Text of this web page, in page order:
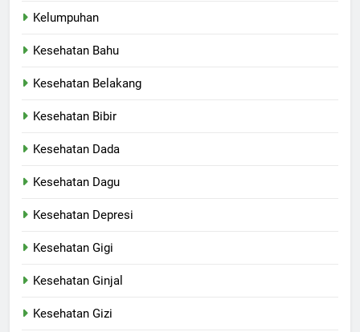
Kelumpuhan
Kesehatan Bahu
Kesehatan Belakang
Kesehatan Bibir
Kesehatan Dada
Kesehatan Dagu
Kesehatan Depresi
Kesehatan Gigi
Kesehatan Ginjal
Kesehatan Gizi